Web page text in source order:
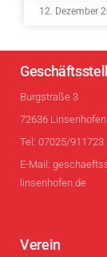
12. Dezember
Burgstraße 3
72636 Linsenhofen
Tel: 07025/911723
E-Mail:
linsenhofen.de
Verein